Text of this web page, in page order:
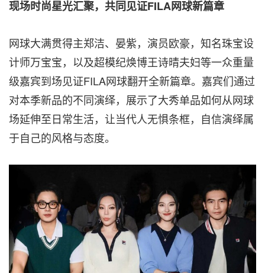
现场时尚星光汇聚，共同见证FILA网球新篇章
网球大满贯得主郑洁、晏紫，演员欧豪，知名珠宝设
计师万宝宝，以及超模纪焕博王诗晴夫妇等一众重量
级嘉宾到场见证FILA网球翻开全新篇章。嘉宾们通过
对本季新品的不同演绎，展示了大秀单品如何从网球
场延伸至日常生活，让当代人无惧条框，自信演绎属
于自己的风格与态度。